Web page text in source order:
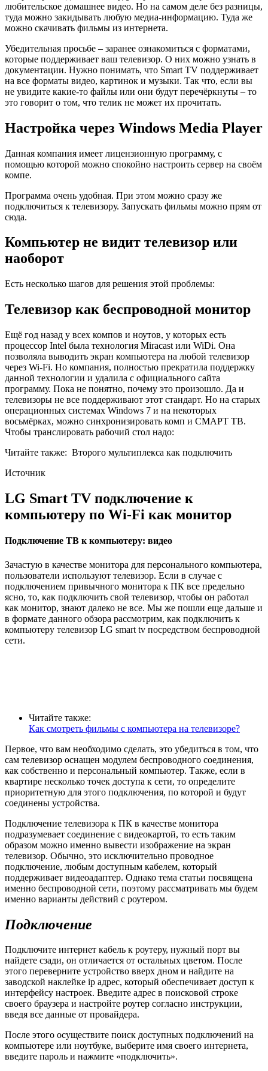
любительское домашнее видео. Но на самом деле без разницы,
туда можно закидывать любую медиа-информацию. Туда же
можно скачивать фильмы из интернета.
Убедительная просьбе – заранее ознакомиться с форматами,
которые поддерживает ваш телевизор. О них можно узнать в
документации. Нужно понимать, что Smart TV поддерживает
на все форматы видео, картинок и музыки. Так что, если вы
не увидите какие-то файлы или они будут перечёркнуты – то
это говорит о том, что телик не может их прочитать.
Настройка через Windows Media Player
Данная компания имеет лицензионную программу, с
помощью которой можно спокойно настроить сервер на своём
компе.
Программа очень удобная. При этом можно сразу же
подключиться к телевизору. Запускать фильмы можно прям от
сюда.
Компьютер не видит телевизор или
наоборот
Есть несколько шагов для решения этой проблемы:
Телевизор как беспроводной монитор
Ещё год назад у всех компов и ноутов, у которых есть
процессор Intel была технология Miracast или WiDi. Она
позволяла выводить экран компьютера на любой телевизор
через Wi-Fi. Но компания, полностью прекратила поддержку
данной технологии и удалила с официального сайта
программу. Пока не понятно, почему это произошло. Да и
телевизоры не все поддерживают этот стандарт. Но на старых
операционных системах Windows 7 и на некоторых
восьмёрках, можно синхронизировать комп и СМАРТ ТВ.
Чтобы транслировать рабочий стол надо:
Читайте также: Второго мультиплекса как подключить
Источник
LG Smart TV подключение к
компьютеру по Wi-Fi как монитор
Подключение ТВ к компьютеру: видео
Зачастую в качестве монитора для персонального компьютера,
пользователи используют телевизор. Если в случае с
подключением привычного монитора к ПК все предельно
ясно, то, как подключить свой телевизор, чтобы он работал
как монитор, знают далеко не все. Мы же пошли еще дальше и
в формате данного обзора рассмотрим, как подключить к
компьютеру телевизор LG smart tv посредством беспроводной
сети.
Читайте также:
Как смотреть фильмы с компьютера на телевизоре?
Первое, что вам необходимо сделать, это убедиться в том, что
сам телевизор оснащен модулем беспроводного соединения,
как собственно и персональный компьютер. Также, если в
квартире несколько точек доступа к сети, то определите
приоритетную для этого подключения, по которой и будут
соединены устройства.
Подключение телевизора к ПК в качестве монитора
подразумевает соединение с видеокартой, то есть таким
образом можно именно вывести изображение на экран
телевизор. Обычно, это исключительно проводное
подключение, любым доступным кабелем, который
поддерживает видеоадаптер. Однако тема статьи посвящена
именно беспроводной сети, поэтому рассматривать мы будем
именно варианты действий с роутером.
Подключение
Подключите интернет кабель к роутеру, нужный порт вы
найдете сзади, он отличается от остальных цветом. После
этого переверните устройство вверх дном и найдите на
заводской наклейке ip адрес, который обеспечивает доступ к
интерфейсу настроек. Введите адрес в поисковой строке
своего браузера и настройте роутер согласно инструкции,
введя все данные от провайдера.
После этого осуществите поиск доступных подключений на
компьютере или ноутбуке, выберите имя своего интернета,
введите пароль и нажмите «подключить».